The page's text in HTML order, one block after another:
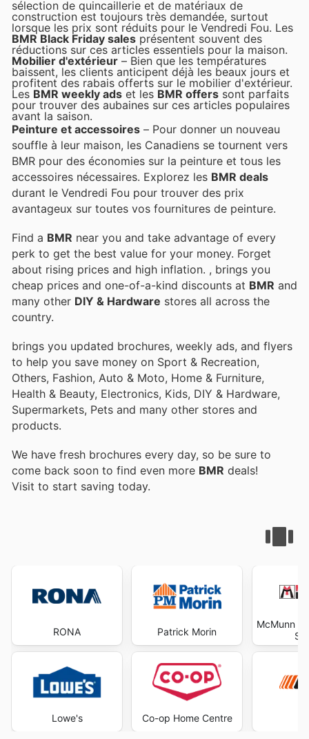
sélection de quincaillerie et de matériaux de
construction est toujours très demandée, surtout
lorsque les prix sont réduits pour le Vendredi Fou. Les
BMR Black Friday sales présentent souvent des
réductions sur ces articles essentiels pour la maison.
Mobilier d'extérieur – Bien que les températures
baissent, les clients anticipent déjà les beaux jours et
profitent des rabais offerts sur le mobilier d'extérieur.
Les BMR weekly ads et les BMR offers sont parfaits
pour trouver des aubaines sur ces articles populaires
avant la saison.
Peinture et accessoires – Pour donner un nouveau
souffle à leur maison, les Canadiens se tournent vers
BMR pour des économies sur la peinture et tous les
accessoires nécessaires. Explorez les BMR deals
durant le Vendredi Fou pour trouver des prix
avantageux sur toutes vos fournitures de peinture.
Find a BMR near you and take advantage of every
perk to get the best value for your money. Forget
about rising prices and high inflation. , brings you
cheap prices and one-of-a-kind discounts at BMR and
many other DIY & Hardware stores all across the
country.
brings you updated brochures, weekly ads, and flyers
to help you save money on Sport & Recreation,
Others, Fashion, Auto & Moto, Home & Furniture,
Health & Beauty, Electronics, Kids, DIY & Hardware,
Supermarkets, Pets and many other stores and
products.
We have fresh brochures every day, so be sure to
come back soon to find even more BMR deals!
Visit to start saving today.
RONA
Lowe's
Patrick Morin
Co-op Home Centre
McMunn &